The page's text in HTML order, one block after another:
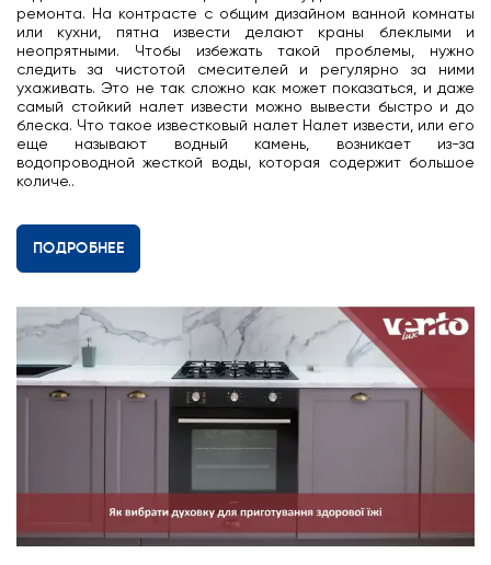
ремонта. На контрасте с общим дизайном ванной комнаты
или кухни, пятна извести делают краны блеклыми и
неопрятными. Чтобы избежать такой проблемы, нужно
следить за чистотой смесителей и регулярно за ними
ухаживать. Это не так сложно как может показаться, и даже
самый стойкий налет извести можно вывести быстро и до
блеска. Что такое известковый налет Налет извести, или его
еще называют водный камень, возникает из-за
водопроводной жесткой воды, которая содержит большое
количе..
ПОДРОБНЕЕ